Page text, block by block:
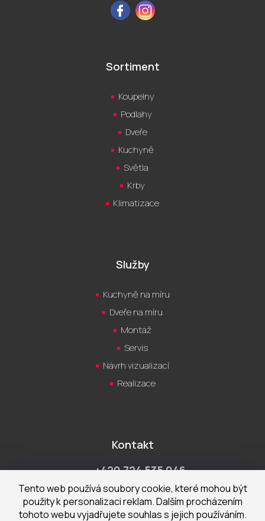
Tento web používá soubory cookie, které mohou být
použity k personalizaci reklam. Dalším procházením
tohoto webu vyjadřujete souhlas s jejich používáním.
FacebookInstagram
Sortiment
Koupelny
Podlahy
Dveře
Kuchyně
Světla
Krby
Klimatizace
Služby
Kuchyně na míru
Dveře na míru
Montáž
Servis
Návrh vizualizací
Realizace
Kontakt
+420 724 535 046
Po-Pá 9:00 - 18:00 hod
obchod@cecetka.cz